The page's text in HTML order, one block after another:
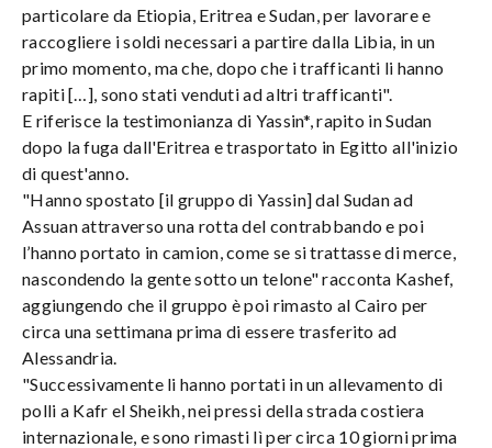
particolare da Etiopia, Eritrea e Sudan, per lavorare e
raccogliere i soldi necessari a partire dalla Libia, in un
primo momento, ma che, dopo che i trafficanti li hanno
rapiti […], sono stati venduti ad altri trafficanti".
E riferisce la testimonianza di Yassin*, rapito in Sudan
dopo la fuga dall'Eritrea e trasportato in Egitto all'inizio
di quest'anno.
"Hanno spostato [il gruppo di Yassin] dal Sudan ad
Assuan attraverso una rotta del contrabbando e poi
l’hanno portato in camion, come se si trattasse di merce,
nascondendo la gente sotto un telone" racconta Kashef,
aggiungendo che il gruppo è poi rimasto al Cairo per
circa una settimana prima di essere trasferito ad
Alessandria.
"Successivamente li hanno portati in un allevamento di
polli a Kafr el Sheikh, nei pressi della strada costiera
internazionale, e sono rimasti lì per circa 10 giorni prima